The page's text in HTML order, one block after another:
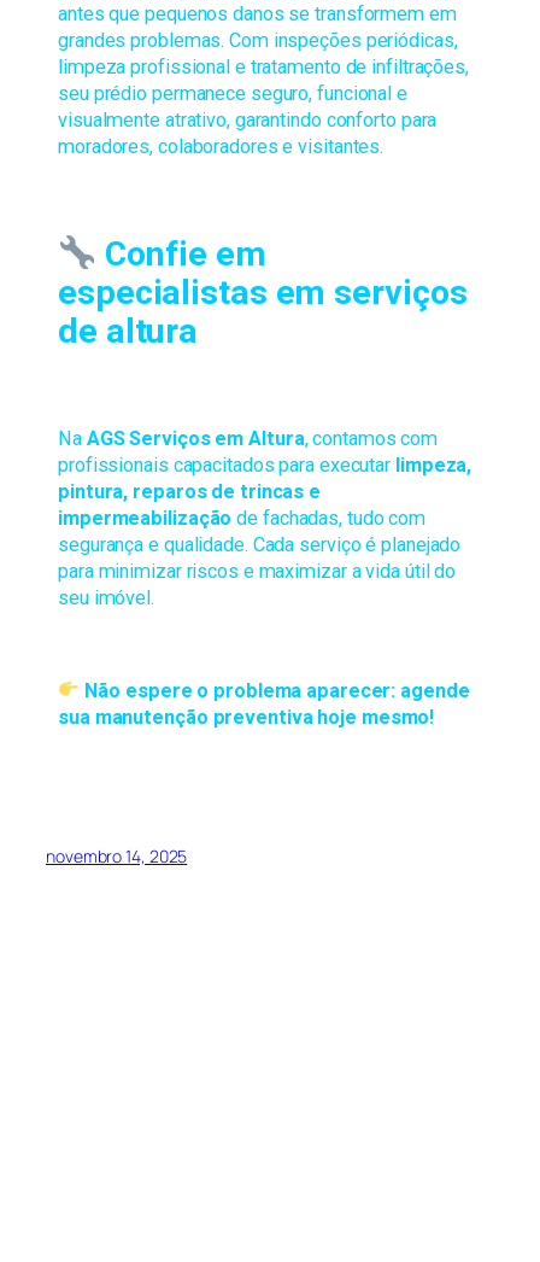
antes que pequenos danos se transformem em
grandes problemas. Com inspeções periódicas,
limpeza profissional e tratamento de infiltrações,
seu prédio permanece seguro, funcional e
visualmente atrativo, garantindo conforto para
moradores, colaboradores e visitantes.
Confie em
especialistas em serviços
de altura
Na AGS Serviços em Altura, contamos com
profissionais capacitados para executar limpeza,
pintura, reparos de trincas e
impermeabilização de fachadas, tudo com
segurança e qualidade. Cada serviço é planejado
para minimizar riscos e maximizar a vida útil do
seu imóvel.
Não espere o problema aparecer: agende
sua manutenção preventiva hoje mesmo!
novembro 14, 2025